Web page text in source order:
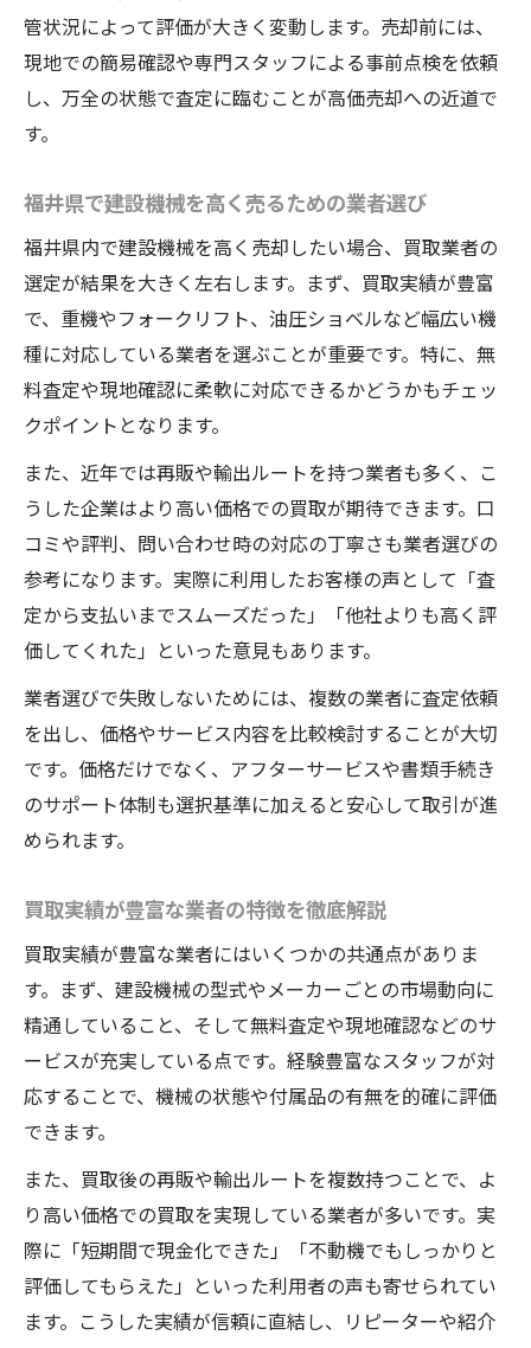
夫
建設機械買取に強い福井県の最新動向を解説
福井県の建設機械買取市場の今を徹底分析
業界トレンドが生む高価買取のチャンスと
建設機械売却で知っておきたい法改正情報
買取実績豊富な業者を選ぶ理由と利点
売却時に差がつく建設機械の査定ポイント
建設機械の査定で重視される具体的要素
高評価を得るための建設機械メンテナンス
術
売却価格に差が出る付属品や書類の扱い方
人気の建設機械種別がもたらす査定アップ
故障機械でも買取可能な場合のポイント
即日対応も可能な買取サービスの魅力に迫る
建設機械の即日買取サービス利用の流れ
スピーディな建設機械売却で得られる安心
感
即日対応の買取業者を選ぶ際の注意点
建設機械の即現金化サービスのメリット解
説
買取手続きの簡略化で負担を軽減する方法
管状況によって評価が大きく変動します。売却前には、
現地での簡易確認や専門スタッフによる事前点検を依頼
し、万全の状態で査定に臨むことが高価売却への近道で
す。
福井県で建設機械を高く売るための業者選び
福井県内で建設機械を高く売却したい場合、買取業者の
選定が結果を大きく左右します。まず、買取実績が豊富
で、重機やフォークリフト、油圧ショベルなど幅広い機
種に対応している業者を選ぶことが重要です。特に、無
料査定や現地確認に柔軟に対応できるかどうかもチェッ
クポイントとなります。
また、近年では再販や輸出ルートを持つ業者も多く、こ
うした企業はより高い価格での買取が期待できます。口
コミや評判、問い合わせ時の対応の丁寧さも業者選びの
参考になります。実際に利用したお客様の声として「査
定から支払いまでスムーズだった」「他社よりも高く評
価してくれた」といった意見もあります。
業者選びで失敗しないためには、複数の業者に査定依頼
を出し、価格やサービス内容を比較検討することが大切
です。価格だけでなく、アフターサービスや書類手続き
のサポート体制も選択基準に加えると安心して取引が進
められます。
買取実績が豊富な業者の特徴を徹底解説
買取実績が豊富な業者にはいくつかの共通点がありま
す。まず、建設機械の型式やメーカーごとの市場動向に
精通していること、そして無料査定や現地確認などのサ
ービスが充実している点です。経験豊富なスタッフが対
応することで、機械の状態や付属品の有無を的確に評価
できます。
また、買取後の再販や輸出ルートを複数持つことで、よ
り高い価格での買取を実現している業者が多いです。実
際に「短期間で現金化できた」「不動機でもしっかりと
評価してもらえた」といった利用者の声も寄せられてい
ます。こうした実績が信頼に直結し、リピーターや紹介